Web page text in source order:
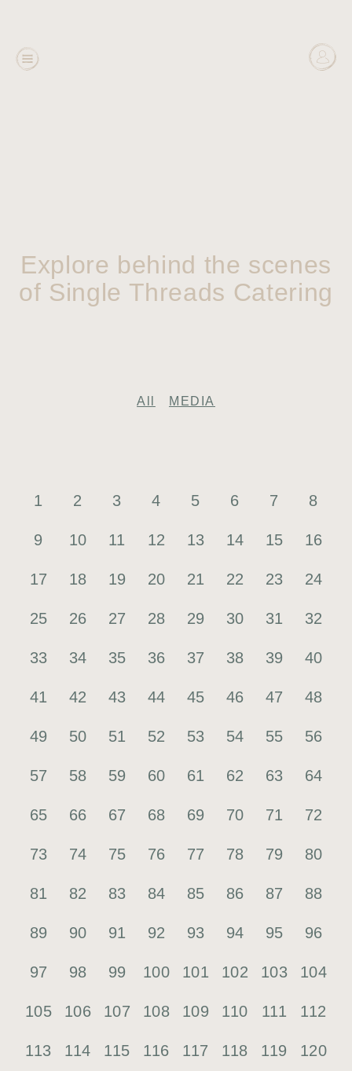
Explore behind the scenes
of Single Threads Catering
All MEDIA
1 2 3 4 5 6 7 8
9 10 11 12 13 14 15 16
17 18 19 20 21 22 23 24
25 26 27 28 29 30 31 32
33 34 35 36 37 38 39 40
41 42 43 44 45 46 47 48
49 50 51 52 53 54 55 56
57 58 59 60 61 62 63 64
65 66 67 68 69 70 71 72
73 74 75 76 77 78 79 80
81 82 83 84 85 86 87 88
89 90 91 92 93 94 95 96
97 98 99 100 101 102 103 104
105 106 107 108 109 110 111 112
113 114 115 116 117 118 119 120